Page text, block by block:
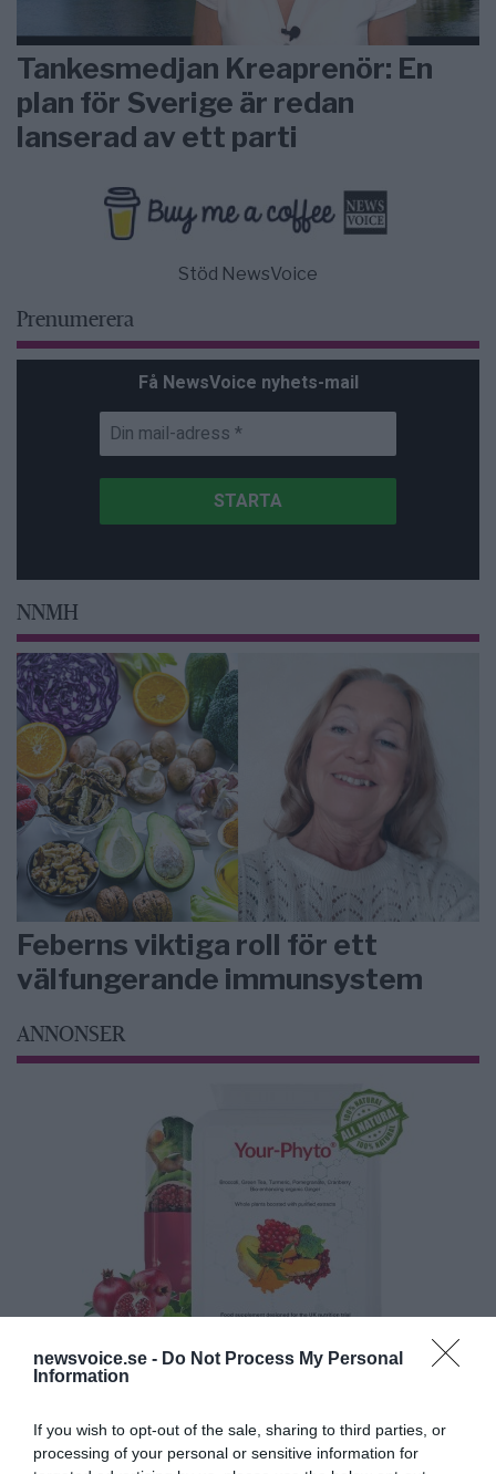
newsvoice.se - Do Not Process My Personal
Information
If you wish to opt-out of the sale, sharing to third parties, or
processing of your personal or sensitive information for
Tankesmedjan Kreaprenör: En
plan för Sverige är redan
lanserad av ett parti
Stöd NewsVoice
Prenumerera
Få NewsVoice nyhets-mail
NNMH
Feberns viktiga roll för ett
välfungerande immunsystem
ANNONSER